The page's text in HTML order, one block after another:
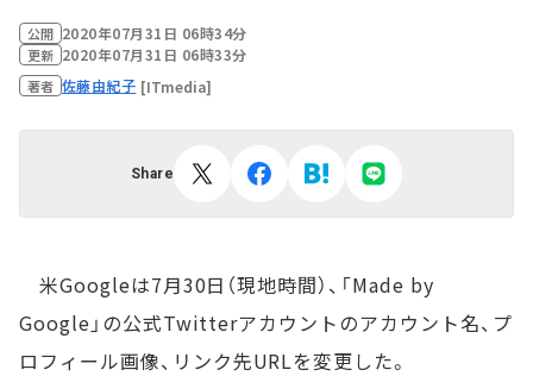
公開 2020年07月31日 06時34分
更新 2020年07月31日 06時33分
著者 佐藤由紀子 [ITmedia]
Share
米Googleは7月30日（現地時間）、「Made by
Google」の公式Twitterアカウントのアカウント名、プ
ロフィール画像、リンク先URLを変更した。